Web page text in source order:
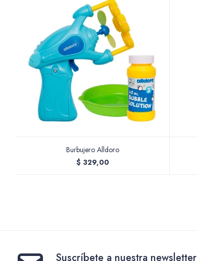
Burbujero Alldoro
$ 329,00
Suscríbete a nuestra newsletter